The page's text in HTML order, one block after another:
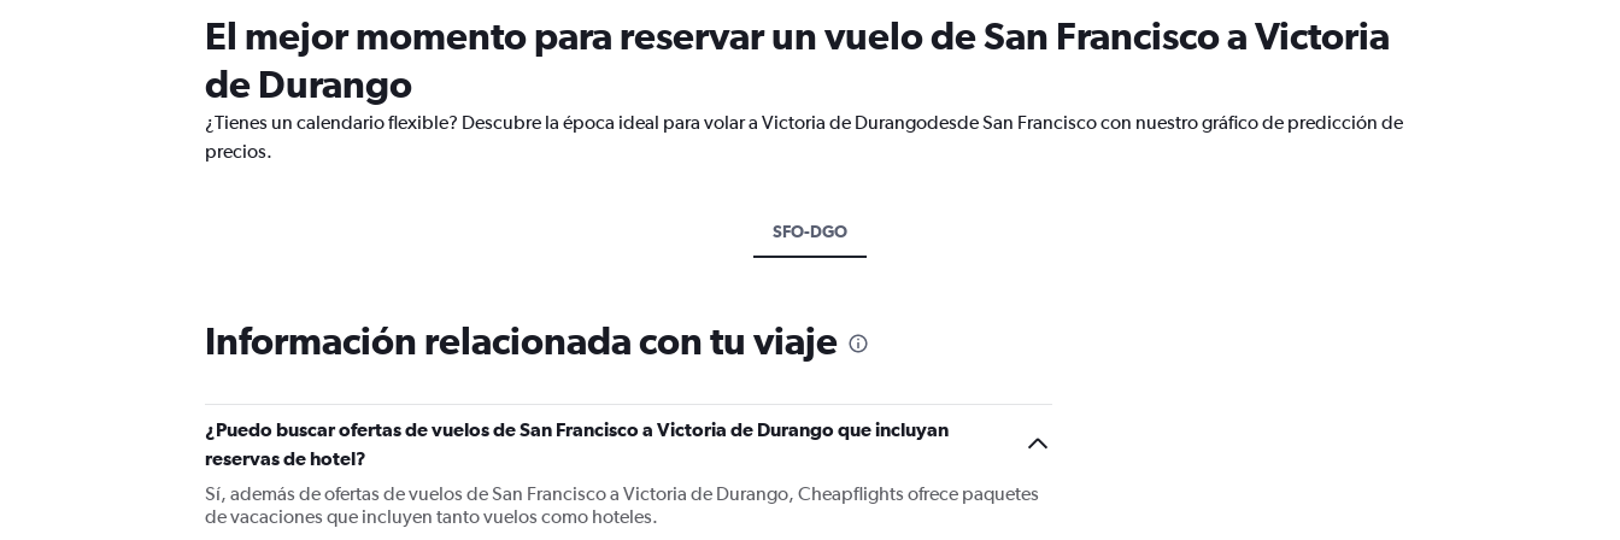
El mejor momento para reservar un vuelo de San Francisco a Victoria
de Durango
¿Tienes un calendario flexible? Descubre la época ideal para volar a Victoria de Durangodesde San Francisco con nuestro gráfico de predicción de
precios.
SFO-DGO
Información relacionada con tu viaje
¿Puedo buscar ofertas de vuelos de San Francisco a Victoria de Durango que incluyan
reservas de hotel?
Sí, además de ofertas de vuelos de San Francisco a Victoria de Durango, Cheapflights ofrece paquetes
de vacaciones que incluyen tanto vuelos como hoteles.